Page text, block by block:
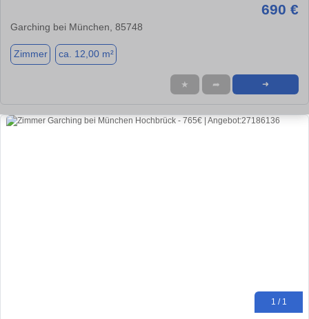
690 €
Garching bei München, 85748
Zimmer ca. 12,00 m²
★ ➦ ➜
1 / 1